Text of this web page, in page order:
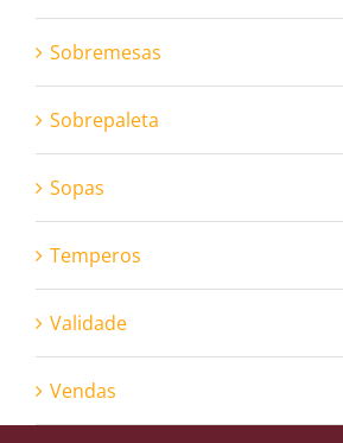
Sobremesas
Sobrepaleta
Sopas
Temperos
Validade
Vendas